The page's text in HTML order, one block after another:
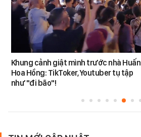
Khung cảnh giật mình trước nhà Huấn
Hoa Hồng: TikToker, Youtuber tụ tập
như "đi bão"!